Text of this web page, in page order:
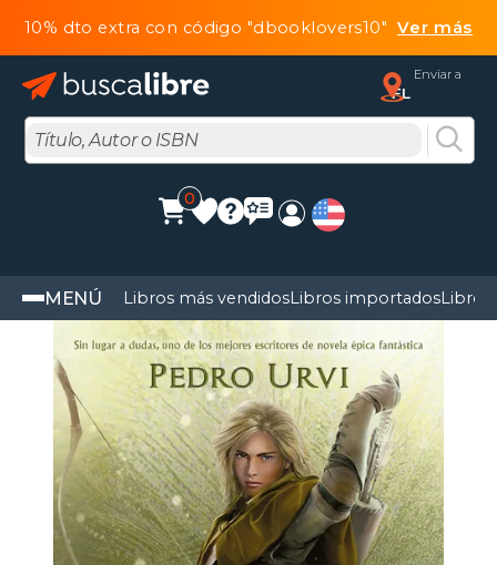
10% dto extra con código "dbooklovers10"Ver más
Enviar a
FL
0
MENÚ Libros más vendidosLibros importadosLibros